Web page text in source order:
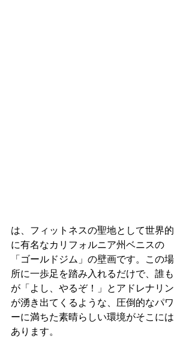
は、フィットネスの聖地として世界的
に有名なカリフォルニア州ベニスの
「ゴールドジム」の壁画です。この場
所に一歩足を踏み入れるだけで、誰も
が「よし、やるぞ！」とアドレナリン
が湧き出てくるような、圧倒的なパワ
ーに満ちた素晴らしい環境がそこには
あります。